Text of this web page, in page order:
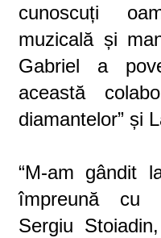
cunoscuți
muzicală și
Gabriel a
această
diamantelor” și
“M-am gândit
împreună cu
Sergiu Stoiadin